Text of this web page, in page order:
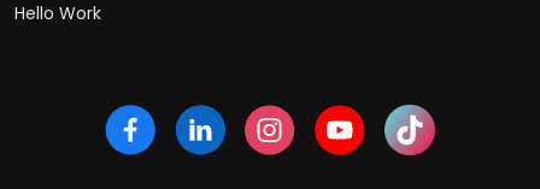
Hello Work